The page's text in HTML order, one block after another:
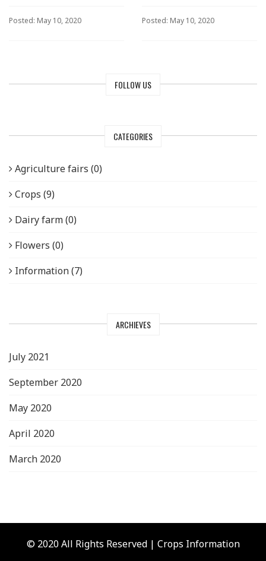
Posted: May 10, 2020 Posted: May 10, 2020
FOLLOW US
CATEGORIES
Agriculture fairs (0)
Crops (9)
Dairy farm (0)
Flowers (0)
Information (7)
ARCHIEVES
July 2021
September 2020
May 2020
April 2020
March 2020
© 2020 All Rights Reserved | Crops Information